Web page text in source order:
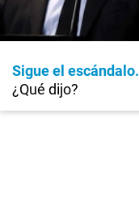
Sigue el escándalo
¿Qué dijo?